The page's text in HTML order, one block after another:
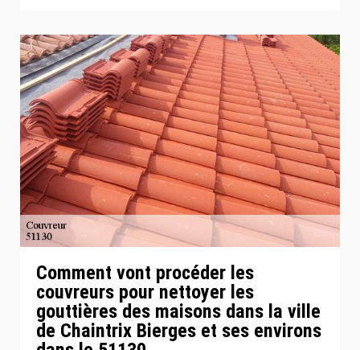
Comment vont procéder les
couvreurs pour nettoyer les
gouttières des maisons dans la ville
de Chaintrix Bierges et ses environs